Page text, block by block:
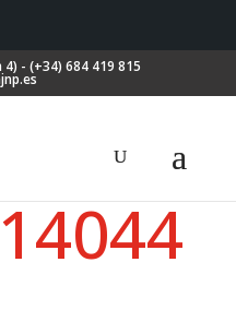
- (+34) 684 419 815